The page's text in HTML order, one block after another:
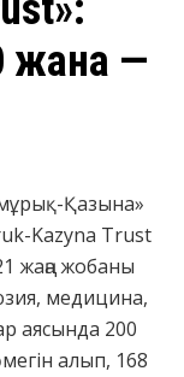
—
Қазына»
Kazyna Trust
жаңа жобаны
медицина,
аясында 200
алып, 168